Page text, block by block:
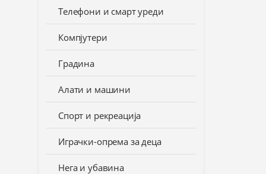
Телефони и смарт уреди
Компјутери
Градина
Алати и машини
Спорт и рекреација
Играчки-опрема за деца
Нега и убавина